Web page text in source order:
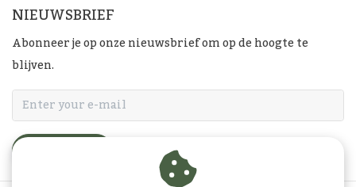
NIEUWSBRIEF
Abonneer je op onze nieuwsbrief om op de hoogte te
blijven.